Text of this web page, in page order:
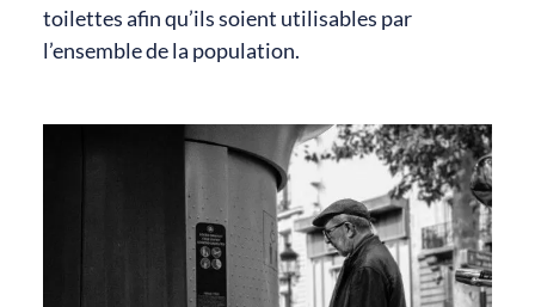
toilettes afin qu’ils soient utilisables par
l’ensemble de la population.